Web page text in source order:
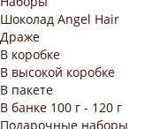
Шоколад Angel Hair
Драже
В коробке
В высокой коробке
В пакете
В банке 100 г - 120 г
Подарочные наборы